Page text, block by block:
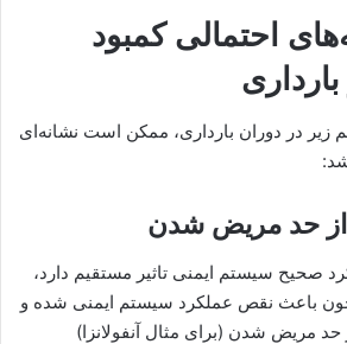
احتمالی کمبود
زیر در دوران بارداری، ممکن است نشانه‌ای
حد مریض شدن
صحیح سیستم ایمنی تاثیر مستقیم دارد،
خون باعث نقص عملکرد سیستم ایمنی شده و
مریض شدن (برای مثال آنفولانزا)